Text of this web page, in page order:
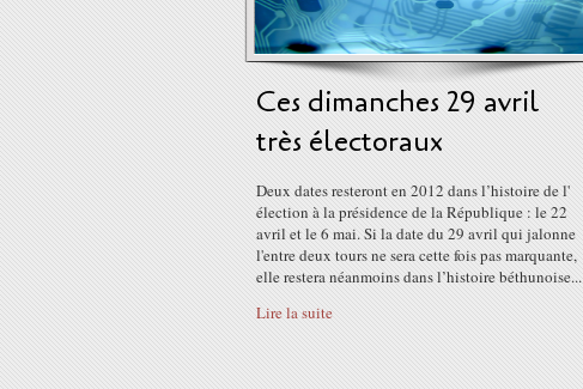
Ces dimanches 29 avril
très électoraux
Deux dates resteront en 2012 dans l’histoire de l'
élection à la présidence de la République : le 22
avril et le 6 mai. Si la date du 29 avril qui jalonne
l'entre deux tours ne sera cette fois pas marquante,
elle restera néanmoins dans l’histoire béthunoise...
Lire la suite